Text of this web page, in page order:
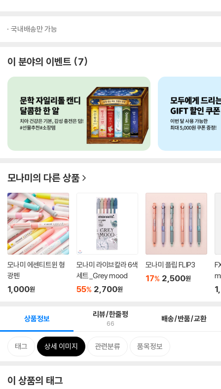
국내배송만 가능
이 분야의 이벤트 7
모나미의 다른 상품
모나미 에센티트윈 형
광펜
1,000원
모나미 라이브칼라 6색
세트_Grey mood
55% 2,700원
모나미 플립 FLIP3
17% 2,500원
상품정보 리뷰/한줄평
66 배송/반품/교환
태그 상세 이미지 관련분류 품목정보
이 상품의 태그